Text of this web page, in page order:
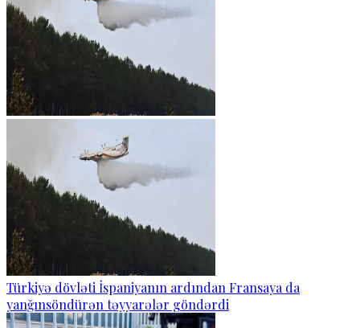
Türkiyə dövləti İspaniyanın ardından Fransaya da
yanğınsöndürən təyyarələr göndərdi